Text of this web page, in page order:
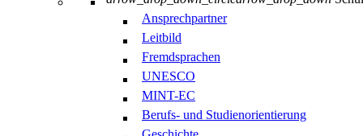
Ansprechpartner
Leitbild
Fremdsprachen
UNESCO
MINT-EC
Berufs- und Studienorientierung